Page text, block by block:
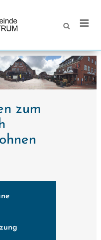
zum